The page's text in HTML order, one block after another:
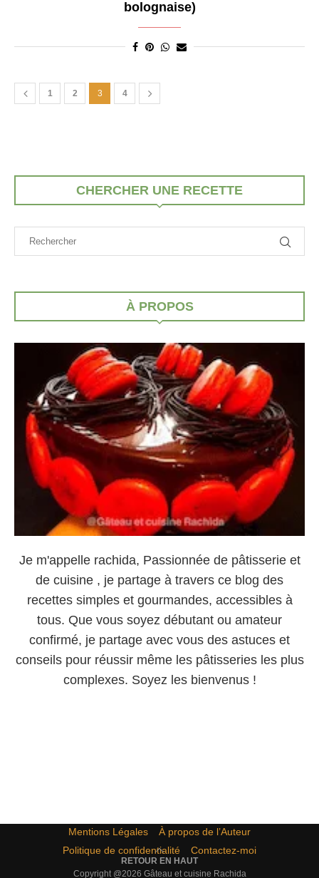
bolognaise)
1 2 3 4
CHERCHER UNE RECETTE
À PROPOS
Je m'appelle rachida, Passionnée de pâtisserie et
de cuisine , je partage à travers ce blog des
recettes simples et gourmandes, accessibles à
tous. Que vous soyez débutant ou amateur
confirmé, je partage avec vous des astuces et
conseils pour réussir même les pâtisseries les plus
complexes. Soyez les bienvenus !
Mentions Légales
À propos de l’Auteur
Politique de confidentialité
Contactez-moi
Copyright @2026 Gâteau et cuisine Rachida
RETOUR EN HAUT